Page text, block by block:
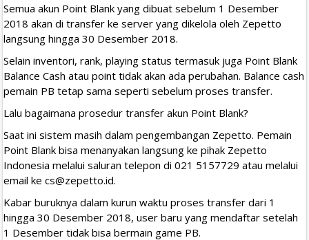
Semua akun Point Blank yang dibuat sebelum 1 Desember
2018 akan di transfer ke server yang dikelola oleh Zepetto
langsung hingga 30 Desember 2018.
Selain inventori, rank, playing status termasuk juga Point Blank
Balance Cash atau point tidak akan ada perubahan. Balance cash
pemain PB tetap sama seperti sebelum proses transfer.
Lalu bagaimana prosedur transfer akun Point Blank?
Saat ini sistem masih dalam pengembangan Zepetto. Pemain
Point Blank bisa menanyakan langsung ke pihak Zepetto
Indonesia melalui saluran telepon di 021 5157729 atau melalui
email ke cs@zepetto.id.
Kabar buruknya dalam kurun waktu proses transfer dari 1
hingga 30 Desember 2018, user baru yang mendaftar setelah
1 Desember tidak bisa bermain game PB.